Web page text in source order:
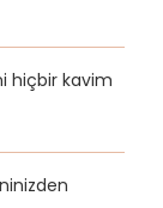
hiçbir kavim